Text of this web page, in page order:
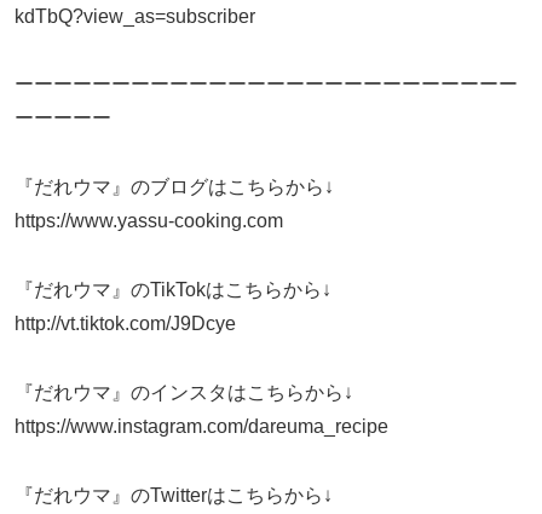
kdTbQ?view_as=subscriber
ーーーーーーーーーーーーーーーーーーーーーーーーーー
ーーーーー
『だれウマ』のブログはこちらから↓
https://www.yassu-cooking.com
『だれウマ』のTikTokはこちらから↓
http://vt.tiktok.com/J9Dcye
『だれウマ』のインスタはこちらから↓
https://www.instagram.com/dareuma_recipe
『だれウマ』のTwitterはこちらから↓